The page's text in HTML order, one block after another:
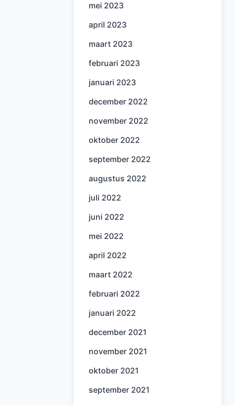
mei 2023
april 2023
maart 2023
februari 2023
januari 2023
december 2022
november 2022
oktober 2022
september 2022
augustus 2022
juli 2022
juni 2022
mei 2022
april 2022
maart 2022
februari 2022
januari 2022
december 2021
november 2021
oktober 2021
september 2021